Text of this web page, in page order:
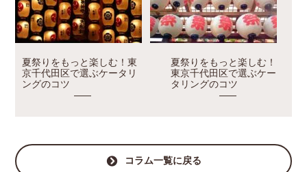
夏祭りをもっと楽しむ！東
京千代田区で選ぶケータリ
ングのコツ
夏祭りをもっと楽しむ！
東京千代田区で選ぶケー
タリングのコツ
コラム一覧に戻る